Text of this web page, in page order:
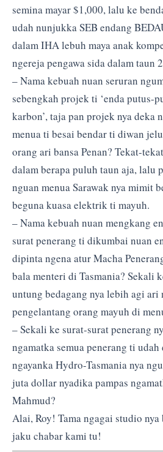
semina mayar $1,000, lalu ke
udah nunjukka SEB endang
dalam IHA lebuh maya anak
ngereja pengawa sida dalam taun
– Nama kebuah nuan seruran
sebengkah projek ti ‘enda putus-
karbon’, taja pan projek nya deka
menua ti besai bendar ti diwan
orang ari bansa Penan? Tekat-
dalam berapa puluh taun aja, lalu
nguan menua Sarawak nya mimit
beguna kuasa elektrik ti mayuh.
– Nama kebuah nuan mengkang
surat penerang ti dikumbai nuan
dipinta ngena atur Macha
bala menteri di Tasmania? Sekali
untung bedagang nya lebih agi ari
pengelantang orang mayuh di
– Sekali ke surat-surat penerang
ngamatka semua penerang ti
ngayanka Hydro-Tasmania nya
juta dollar nyadika pampas
Mahmud?
Alai, Roy! Tama ngagai studio
jaku chabar kami tu!